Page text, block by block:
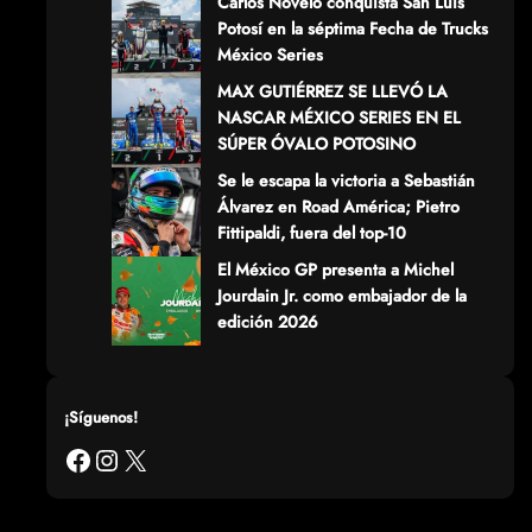
Potosí en la séptima Fecha de Trucks
México Series
MAX GUTIÉRREZ SE LLEVÓ LA
NASCAR MÉXICO SERIES EN EL
SÚPER ÓVALO POTOSINO
Se le escapa la victoria a Sebastián
Álvarez en Road América; Pietro
Fittipaldi, fuera del top-10
El México GP presenta a Michel
Jourdain Jr. como embajador de la
edición 2026
¡Síguenos!
Facebook Instagram X